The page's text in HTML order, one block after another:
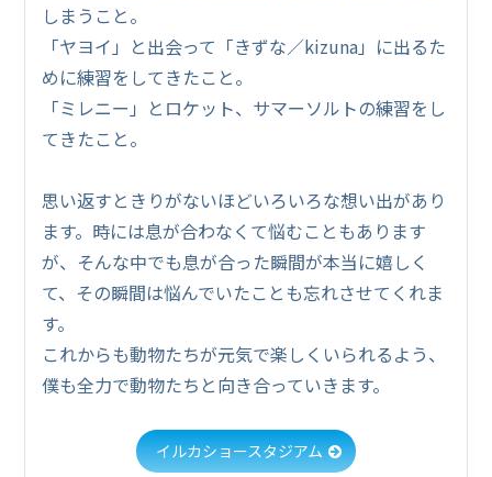
しまうこと。
「ヤヨイ」と出会って「きずな／kizuna」に出るた
めに練習をしてきたこと。
「ミレニー」とロケット、サマーソルトの練習をし
てきたこと。
思い返すときりがないほどいろいろな想い出があり
ます。時には息が合わなくて悩むこともあります
が、そんな中でも息が合った瞬間が本当に嬉しく
て、その瞬間は悩んでいたことも忘れさせてくれま
す。
これからも動物たちが元気で楽しくいられるよう、
僕も全力で動物たちと向き合っていきます。
イルカショースタジアム